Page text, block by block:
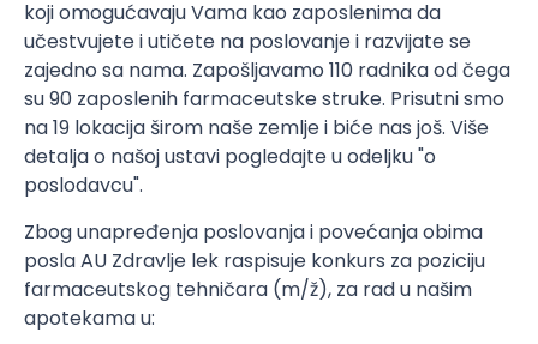
koji omogućavaju Vama kao zaposlenima da
učestvujete i utičete na poslovanje i razvijate se
zajedno sa nama. Zapošljavamo 110 radnika od čega
su 90 zaposlenih farmaceutske struke. Prisutni smo
na 19 lokacija širom naše zemlje i biće nas još. Više
detalja o našoj ustavi pogledajte u odeljku "o
poslodavcu".
Zbog unapređenja poslovanja i povećanja obima
posla AU Zdravlje lek raspisuje konkurs za poziciju
farmaceutskog tehničara (m/ž), za rad u našim
apotekama u: